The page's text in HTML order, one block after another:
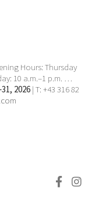
Hours: Thursday
10 a.m.–1 p.m. …
2026 | T: +43 316 82